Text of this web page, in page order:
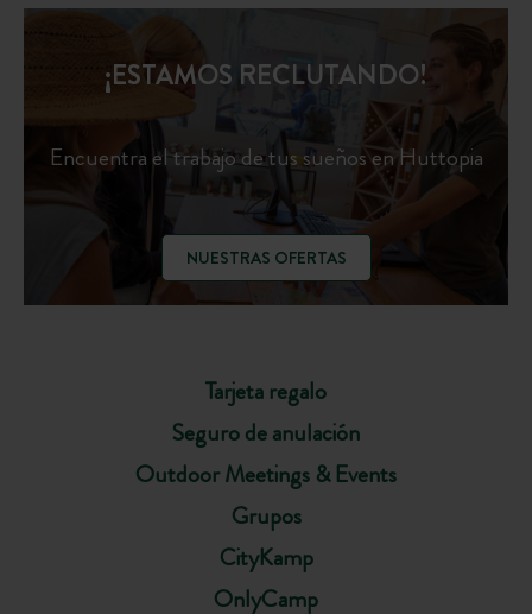
Tarjeta regalo
Seguro de anulación
Outdoor Meetings & Events
Grupos
CityKamp
OnlyCamp
¡ESTAMOS RECLUTANDO!
Encuentra el trabajo de tus sueños en Huttopia
NUESTRAS OFERTAS